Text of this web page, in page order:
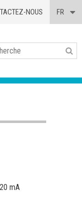
FR
NOUS
mA